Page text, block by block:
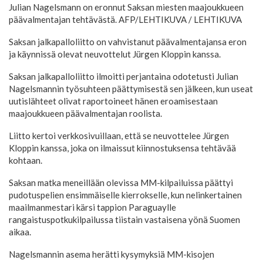
Julian Nagelsmann on eronnut Saksan miesten maajoukkueen
päävalmentajan tehtävästä. AFP/LEHTIKUVA/ LEHTIKUVA
Saksan jalkapalloliitto on vahvistanut päävalmentajansa eron
ja käynnissä olevat neuvottelut Jürgen Kloppin kanssa.
Saksan jalkapalloliitto ilmoitti perjantaina odotetusti Julian
Nagelsmannin työsuhteen päättymisestä sen jälkeen, kun useat
uutislähteet olivat raportoineet hänen eroamisestaan
maajoukkueen päävalmentajan roolista.
Liitto kertoi verkkosivuillaan, että se neuvottelee Jürgen
Kloppin kanssa, joka on ilmaissut kiinnostuksensa tehtävää
kohtaan.
Saksan matka meneillään olevissa MM-kilpailuissa päättyi
pudotuspelien ensimmäiselle kierrokselle, kun nelinkertainen
maailmanmestari kärsi tappion Paraguaylle
rangaistuspotkukilpailussa tiistain vastaisena yönä Suomen
aikaa.
Nagelsmannin asema herätti kysymyksiä MM-kisojen